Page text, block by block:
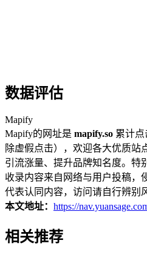
数据评估
Mapify
Mapify的网址是 mapify.so 累计点
除虚假点击），欢迎各大优质站
引流涨量、提升品牌知名度。特
收录内容来自网络与用户投稿，
代表认同内容，访问请自行辨别
本文地址： https://
相关推荐